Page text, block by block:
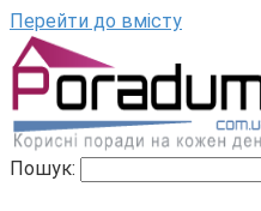
Перейти до вмісту
Пошук: